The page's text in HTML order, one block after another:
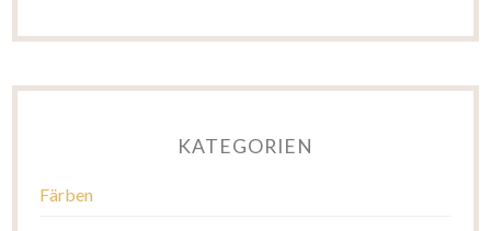
KATEGORIEN
Färben